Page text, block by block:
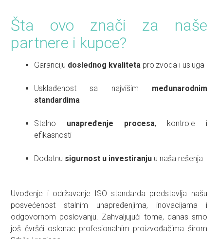
Šta ovo znači za naše
partnere i kupce?
Garanciju doslednog kvaliteta proizvoda i usluga
Usklađenost sa najvišim međunarodnim
standardima
Stalno unapređenje procesa, kontrole i
efikasnosti
Dodatnu sigurnost u investiranju u naša rešenja
Uvođenje i održavanje ISO standarda predstavlja našu
posvećenost stalnim unapređenjima, inovacijama i
odgovornom poslovanju. Zahvaljujući tome, danas smo
još čvršći oslonac profesionalnim proizvođačima širom